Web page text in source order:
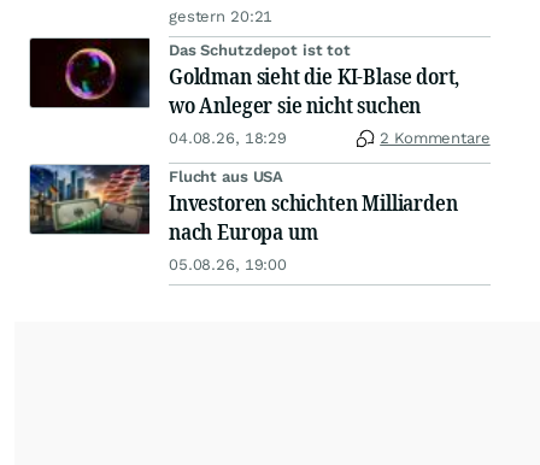
gestern 20:21
Das Schutzdepot ist tot
Goldman sieht die KI-Blase dort,
wo Anleger sie nicht suchen
04.08.26, 18:29 2 Kommentare
Flucht aus USA
Investoren schichten Milliarden
nach Europa um
05.08.26, 19:00